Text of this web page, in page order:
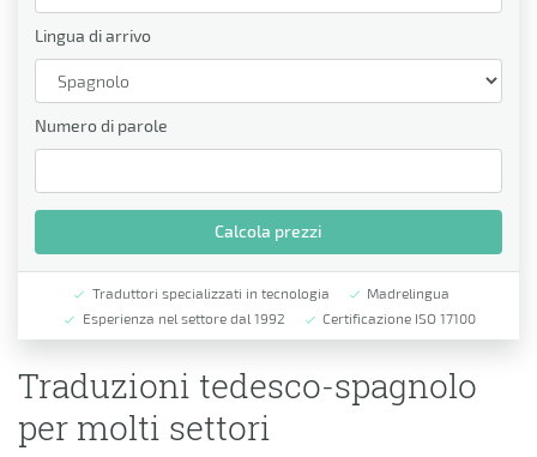
Lingua di arrivo
Numero di parole
Calcola prezzi
Traduttori specializzati in tecnologia
Madrelingua
Esperienza nel settore dal 1992
Certificazione ISO 17100
Traduzioni tedesco-spagnolo
per molti settori